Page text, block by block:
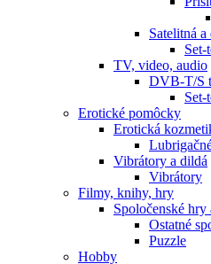
Satelitná
TV, video, audio
DVB-T/S
Erotické pomôcky
Erotická
Vibrátory a dildá
Vibrátory
Filmy, knihy, hry
Spoločenské hry
Ostatné
Puzzle
Hobby